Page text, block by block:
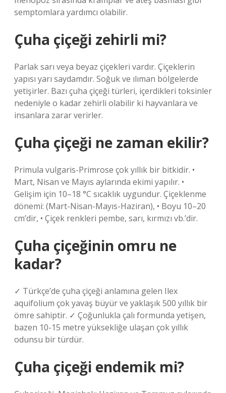
semptomlara yardımcı olabilir.
Çuha çiçeği zehirli mi?
Parlak sarı veya beyaz çiçekleri vardır. Çiçeklerin
yapısı yarı saydamdır. Soğuk ve ılıman bölgelerde
yetişirler. Bazı çuha çiçeği türleri, içerdikleri toksinler
nedeniyle o kadar zehirli olabilir ki hayvanlara ve
insanlara zarar verirler.
Çuha çiçeği ne zaman ekilir?
Primula vulgaris-Primrose çok yıllık bir bitkidir. •
Mart, Nisan ve Mayıs aylarında ekimi yapılır. •
Gelişim için 10–18 °C sıcaklık uygundur. Çiçeklenme
dönemi: (Mart-Nisan-Mayıs-Haziran), • Boyu 10–20
cm’dir, • Çiçek renkleri pembe, sarı, kırmızı vb.’dir.
Çuha çiçeğinin omru ne
kadar?
✓ Türkçe’de çuha çiçeği anlamına gelen Ilex
aquifolium çok yavaş büyür ve yaklaşık 500 yıllık bir
ömre sahiptir. ✓ Çoğunlukla çalı formunda yetişen,
bazen 10-15 metre yüksekliğe ulaşan çok yıllık
odunsu bir türdür.
Çuha çiçeği endemik mi?